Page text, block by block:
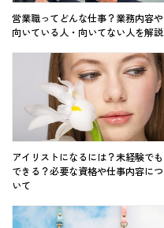
営業職ってどんな仕事？業務内容や
向いている人・向いてない人を解説
アイリストになるには？未経験でも
できる？必要な資格や仕事内容につ
いて